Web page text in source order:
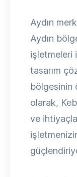
Aydın
Aydın
işletmeleri
tasarım
bölgesinin
olarak,
ve